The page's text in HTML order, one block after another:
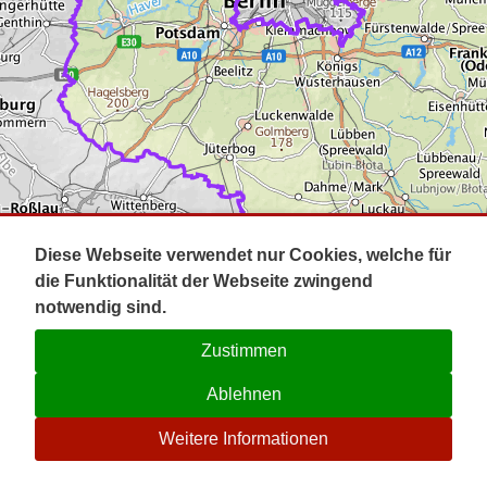
Impressum
Kontakt
☉
Diese Webseite verwendet nur Cookies, welche für
die Funktionalität der Webseite zwingend
notwendig sind.
Zustimmen
Ablehnen
Weitere Informationen